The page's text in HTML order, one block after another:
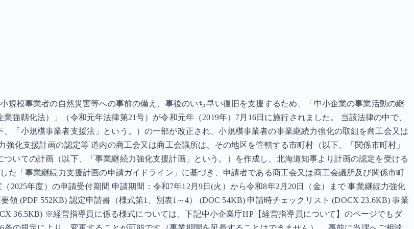
規模事業者の自然災害等への事前の備え、事後のいち早い復旧を支援するため、「中小企業の事業活動の継
強靱化法）」（令和元年法律第21号）が令和元年（2019年）7月16日に施行されました。 当該法律の中で、
「小規模事業者支援法」という。）の一部が改正され、小規模事業者の事業継続力強化の取組を商工会又は
化支援計画の認定等 道内の商工会又は商工会議所は、その地区を管轄する市町村（以下、「関係市町村」
いての計画（以下、「事業継続力強化支援計画」という。）を作成し、北海道知事より計画の認定を受ける
た「事業継続力支援計画の申請ガイドライン」に基づき、申請者である商工会又は商工会議所及び関係市町
2025年度）の申請受付期間 申請期間：令和7年12月9日(火）から令和8年2月20日（金）まで 事業継続力強化
領 (PDF 552KB) 認定申請書（様式第1、別表1～4） (DOC 54KB) 申請時チェックリスト (DOCX 23.6KB) 事業
36.5KB) ※経営指導員に係る様式については、下記中小企業庁HP【経営指導員について】のページでもダ